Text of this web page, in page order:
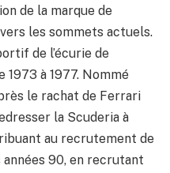
de la marque de
les sommets actuels.
de l’écurie de
1973 à 1977. Nommé
le rachat de Ferrari
la Scuderia à
au recrutement de
années 90, en recrutant